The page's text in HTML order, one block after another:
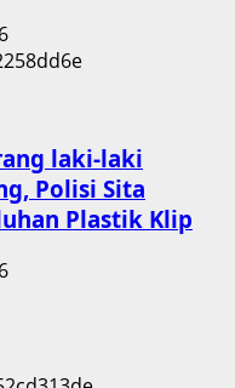
laki-laki
Polisi Sita
Plastik Klip